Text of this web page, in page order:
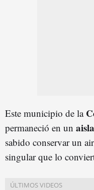
Este municipio de la
permaneció en un
sabido conservar un
singular que lo